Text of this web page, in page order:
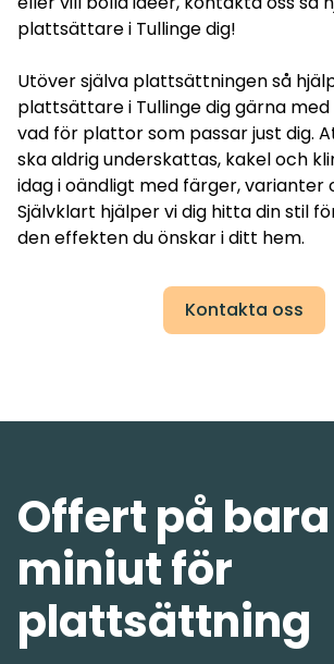
plattsättare i Tullinge dig!
Utöver själva plattsättningen så
plattsättare i Tullinge dig gärna
vad för plattor som passar just dig.
ska aldrig underskattas, kakel och
idag i oändligt med färger, varianter
Självklart hjälper vi dig hitta din stil
den effekten du önskar i ditt hem.
Kontakta oss
Offert på bara
miniut för
plattsättning